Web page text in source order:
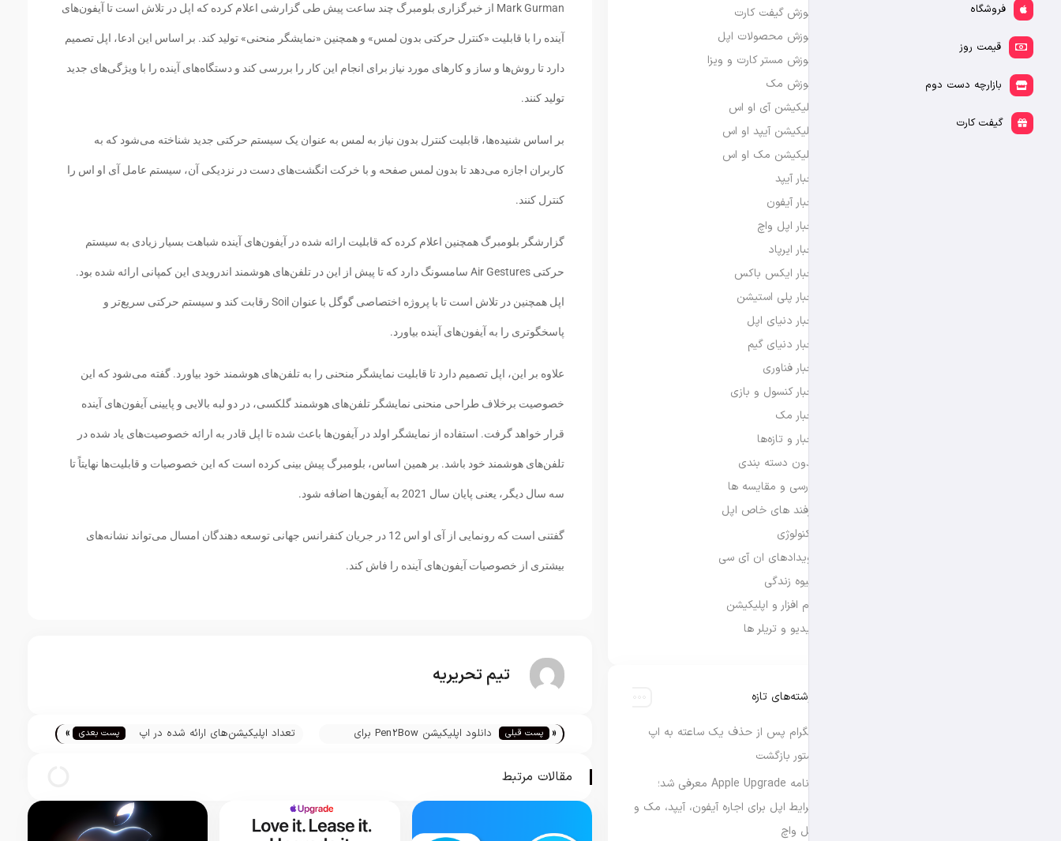
فروشگاه
قیمت روز
بازارچه دست دوم
گیفت کارت
Mark Gurman از خبرگزاری بلومبرگ چند ساعت پیش طی گزارشی اعلام کرده که اپل در تلاش است تا آیفون‌های
آینده را با قابلیت «کنترل حرکتی بدون لمس» و همچنین «نمایشگر منحنی» تولید کند. بر اساس این ادعا، اپل تصمیم
دارد تا روش‌ها و ساز و کارهای مورد نیاز برای انجام این کار را بررسی کند و دستگاه‌های آینده را با ویژگی‌های جدید
تولید کنند.
بر اساس شنیده‌ها، قابلیت کنترل بدون نیاز به لمس به عنوان یک سیستم حرکتی جدید شناخته می‌شود که به
کاربران اجازه می‌دهد تا بدون لمس صفحه و با خرکت انگشت‌های دست در نزدیکی آن، سیستم عامل آی او اس را
کنترل کنند.
گزارشگر بلومبرگ همچنین اعلام کرده که قابلیت ارائه شده در آیفون‌های آینده شباهت بسیار زیادی به سیستم
حرکتی Air Gestures سامسونگ دارد که تا پیش از این در تلفن‌های هوشمند اندرویدی این کمپانی ارائه شده بود.
اپل همچنین در تلاش است تا با پروژه اختصاصی گوگل با عنوان Soil رقابت کند و سیستم حرکتی سریع‌تر و
پاسخگوتری را به آیفون‌های آینده بیاورد.
علاوه بر این، اپل تصمیم دارد تا قابلیت نمایشگر منحنی را به تلفن‌های هوشمند خود بیاورد. گفته می‌شود که این
خصوصیت برخلاف طراحی منحنی نمایشگر تلفن‌های هوشمند گلکسی، در دو لبه بالایی و پایینی آیفون‌های آینده
قرار خواهد گرفت. استفاده از نمایشگر اولد در آیفون‌ها باعث شده تا اپل قادر به ارائه خصوصیت‌های یاد شده در
تلفن‌های هوشمند خود باشد. بر همین اساس، بلومبرگ پیش بینی کرده است که این خصوصیات و قابلیت‌ها نهایتاً تا
سه سال دیگر، یعنی پایان سال 2021 به آیفون‌ها اضافه شود.
گفتنی است که رونمایی از آی او اس 12 در جریان کنفرانس جهانی توسعه دهندگان امسال می‌تواند نشانه‌های
بیشتری از خصوصیات آیفون‌های آینده را فاش کند.
تیم تحریریه
« پست قبلی
دانلود اپلیکیشن Pen2Bow برای
تعداد اپلیکیشن‌های ارائه شده در اپ
پست بعدی »
مقالات مرتبط
آموزش گیفت کارت
آموزش محصولات اپل
آموزش مستر کارت و ویزا
آموزش مک
اپلیکیشن آی او اس
اپلیکیشن آیپد او اس
اپلیکیشن مک او اس
اخبار آیپد
اخبار آیفون
اخبار اپل واچ
اخبار ایرپاد
اخبار ایکس باکس
اخبار پلی استیشن
اخبار دنیای اپل
اخبار دنیای گیم
اخبار فناوری
اخبار کنسول و بازی
اخبار مک
اخبار و تازه‌ها
بدون دسته بندی
بررسی و مقایسه ها
ترفند های خاص اپل
تکنولوژی
رویدادهای ان آی سی
شیوه زندگی
نرم افزار و اپلیکیشن
ویدیو و تریلر ها
نوشته‌های تازه
تلگرام پس از حذف یک ساعته به اپ
استور بازگشت
برنامه Apple Upgrade معرفی شد؛
شرایط اپل برای اجاره آیفون، آیپد، مک و
اپل واچ